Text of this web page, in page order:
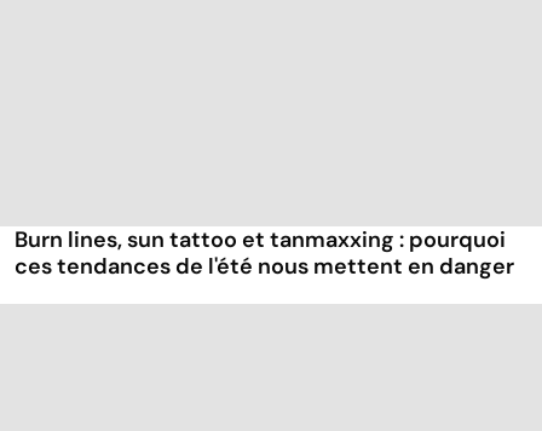
Burn lines, sun tattoo et tanmaxxing : pourquoi
ces tendances de l'été nous mettent en danger